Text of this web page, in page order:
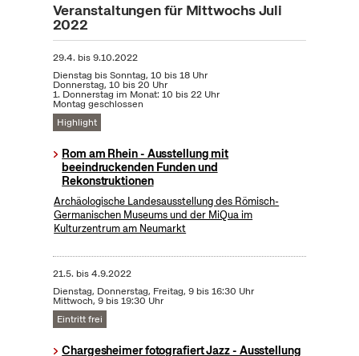
Veranstaltungen für Mittwochs Juli
2022
29.4. bis9.10.2022
Dienstag bis Sonntag, 10 bis 18 Uhr
Donnerstag, 10 bis 20 Uhr
1. Donnerstag im Monat: 10 bis 22 Uhr
Montag geschlossen
Highlight
Rom am Rhein - Ausstellung mit
beeindruckenden Funden und
Rekonstruktionen
Archäologische Landesausstellung des Römisch-
Germanischen Museums und der MiQua im
Kulturzentrum am Neumarkt
21.5. bis4.9.2022
Dienstag, Donnerstag, Freitag, 9 bis 16:30 Uhr
Mittwoch, 9 bis 19:30 Uhr
Eintritt frei
Chargesheimer fotografiert Jazz - Ausstellung